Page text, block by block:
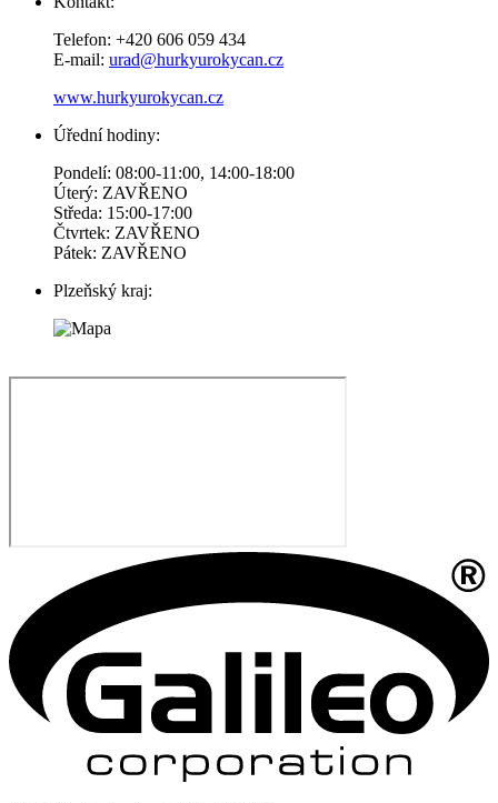
Telefon: +420 606 059 434
E-mail: urad@hurkyurokycan.cz
www.hurkyurokycan.cz
Úřední hodiny:
Pondelí: 08:00-11:00, 14:00-18:00
Úterý: ZAVŘENO
Středa: 15:00-17:00
Čtvrtek: ZAVŘENO
Pátek: ZAVŘENO
Plzeňský kraj: